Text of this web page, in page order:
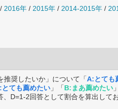
/ 2016年 / 2015年 / 2014-2015年 /
推奨したいか」について「A:とても
ても薦めたい 」「B:まあ薦めたい
D=1-2回答として割合を算出してお